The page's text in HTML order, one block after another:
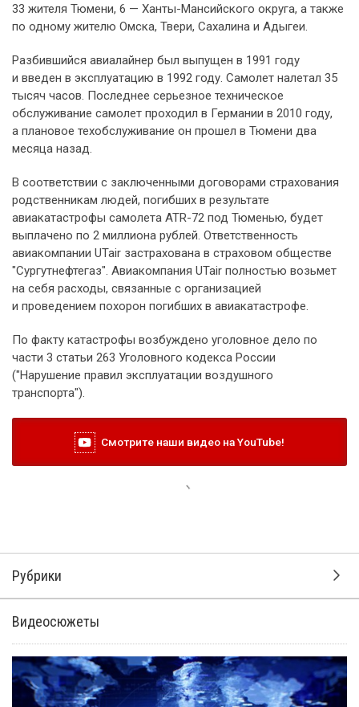
33 жителя Тюмени, 6 — Ханты-Мансийского округа, а также
по одному жителю Омска, Твери, Сахалина и Адыгеи.
Разбившийся авиалайнер был выпущен в 1991 году
и введен в эксплуатацию в 1992 году. Самолет налетал 35
тысяч часов. Последнее серьезное техническое
обслуживание самолет проходил в Германии в 2010 году,
а плановое техобслуживание он прошел в Тюмени два
месяца назад.
В соответствии с заключенными договорами страхования
родственникам людей, погибших в результате
авиакатастрофы самолета ATR-72 под Тюменью, будет
выплачено по 2 миллиона рублей. Ответственность
авиакомпании UTair застрахована в страховом обществе
"Сургутнефтегаз". Авиакомпания UTair полностью возьмет
на себя расходы, связанные с организацией
и проведением похорон погибших в авиакатастрофе.
По факту катастрофы возбуждено уголовное дело по
части 3 статьи 263 Уголовного кодекса России
("Нарушение правил эксплуатации воздушного
транспорта").
Смотрите наши видео на YouTube!
Рубрики
Видеосюжеты